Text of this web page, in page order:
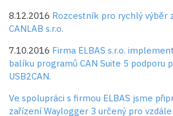
8.12.2016 Rozcestník pro rychlý výběr
CANLAB s.r.o.
7.10.2016 Firma ELBAS s.r.o.
balíku programů CAN Suite 5 podporu
USB2CAN.
Ve spolupráci s firmou ELBAS jsme
zařízení Waylogger 3 určený pro